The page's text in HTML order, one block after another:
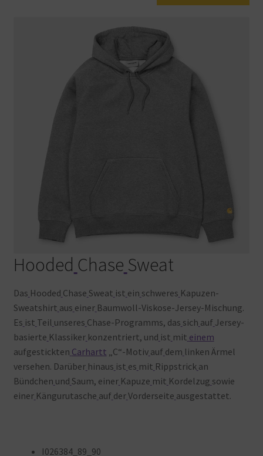
Hooded Chase Sweat
Das Hooded Chase Sweat ist ein schweres Kapuzen-
Sweatshirt aus einer Baumwoll-Viskose-Jersey-Mischung.
Es ist Teil unseres Chase-Programms, das sich auf Jersey-
basierte Klassiker konzentriert, und ist mit einem
aufgestickten Carhartt „C“-Motiv auf dem linken Ärmel
versehen. Darüber hinaus ist es mit Rippstrick an
Bündchen und Saum, einer Kapuze mit Kordelzug sowie
einer Kängurutasche auf derVorderseite ausgestattet.
I026384_89_90